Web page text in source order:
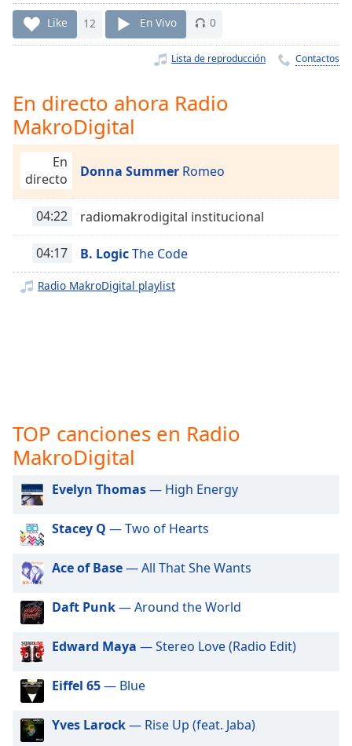
Remaining
Time-
Playback
Rate
Chapters
Descriptions
off,
Subtitles
subtitles
off
selected
Audio
Track
Picture-
in-
Picture
Fullscreen
modal
window.
Beginning
dialog
Like 12 En Vivo 0
Lista de reproducción Contactos
En directo ahora Radio
MakroDigital
En
directo
Donna Summer Romeo
04:22 radiomakrodigital institucional
04:17 B. LogicThe Code
Radio MakroDigital playlist
TOP canciones en Radio
MakroDigital
Evelyn Thomas— High Energy
Stacey Q — Two of Hearts
Ace of Base— All That She Wants
Daft Punk— Around the World
Edward Maya — Stereo Love (Radio Edit)
Eiffel 65— Blue
Yves Larock— Rise Up (feat. Jaba)